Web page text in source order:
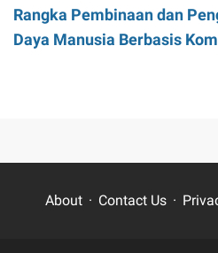
Rangka Pembinaan dan
Daya Manusia Berbasis
About Contact Us